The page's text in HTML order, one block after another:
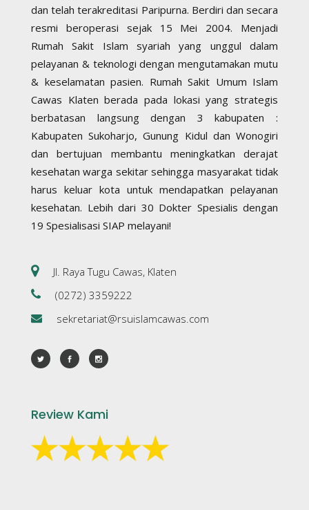
dan telah terakreditasi Paripurna. Berdiri dan secara
resmi beroperasi sejak 15 Mei 2004. Menjadi
Rumah Sakit Islam syariah yang unggul dalam
pelayanan & teknologi dengan mengutamakan mutu
& keselamatan pasien. Rumah Sakit Umum Islam
Cawas Klaten berada pada lokasi yang strategis
berbatasan langsung dengan 3 kabupaten :
Kabupaten Sukoharjo, Gunung Kidul dan Wonogiri
dan bertujuan membantu meningkatkan derajat
kesehatan warga sekitar sehingga masyarakat tidak
harus keluar kota untuk mendapatkan pelayanan
kesehatan. Lebih dari 30 Dokter Spesialis dengan
19 Spesialisasi SIAP melayani!
Jl. Raya Tugu Cawas, Klaten
(0272) 3359222
sekretariat@rsuislamcawas.com
Review Kami